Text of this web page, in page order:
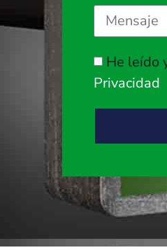
He leído
Privacidad